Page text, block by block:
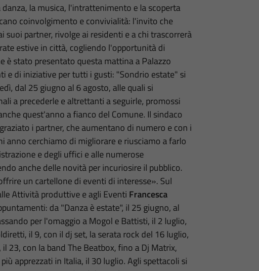
la musica, l'intrattenimento e la scoperta
coinvolgimento e convivialità: l'invito che
partner, rivolge ai residenti e a chi trascorrerà
estive in città, cogliendo l'opportunità di
è stato presentato questa mattina a Palazzo
e di iniziative per tutti i gusti: "Sondrio estate" si
dal 25 giugno al 6 agosto, alle quali si
a precederle e altrettanti a seguirle, promossi
quest'anno a fianco del Comune. Il sindaco
i partner, che aumentano di numero e con i
anno cerchiamo di migliorare e riusciamo a farlo
e degli uffici e alle numerose
anche delle novità per incuriosire il pubblico.
un cartellone di eventi di interesse». Sul
Attività produttive e agli Eventi Francesca
da "Danza è estate", il 25 giugno, al
per l'omaggio a Mogol e Battisti, il 2 luglio,
il 9, con il dj set, la serata rock del 16 luglio,
23, con la band The Beatbox, fino a Dj Matrix,
apprezzati in Italia, il 30 luglio. Agli spettacoli si